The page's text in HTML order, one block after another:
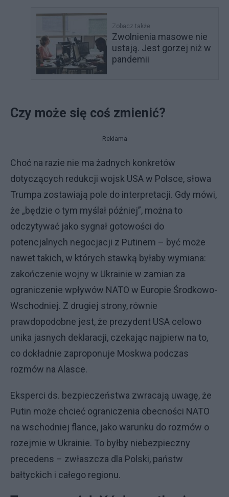
Zobacz także
Zwolnienia masowe nie
ustają. Jest gorzej niż w
pandemii
Czy może się coś zmienić?
Reklama
Choć na razie nie ma żadnych konkretów
dotyczących redukcji wojsk USA w Polsce, słowa
Trumpa zostawiają pole do interpretacji. Gdy mówi,
że „będzie o tym myślał później”, można to
odczytywać jako sygnał gotowości do
potencjalnych negocjacji z Putinem – być może
nawet takich, w których stawką byłaby wymiana:
zakończenie wojny w Ukrainie w zamian za
ograniczenie wpływów NATO w Europie Środkowo-
Wschodniej. Z drugiej strony, równie
prawdopodobne jest, że prezydent USA celowo
unika jasnych deklaracji, czekając najpierw na to,
co dokładnie zaproponuje Moskwa podczas
rozmów na Alasce.
Eksperci ds. bezpieczeństwa zwracają uwagę, że
Putin może chcieć ograniczenia obecności NATO
na wschodniej flance, jako warunku do rozmów o
rozejmie w Ukrainie. To byłby niebezpieczny
precedens – zwłaszcza dla Polski, państw
bałtyckich i całego regionu.